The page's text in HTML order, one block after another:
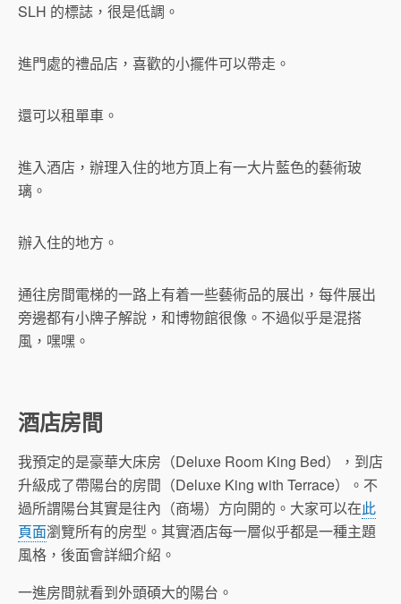
SLH 的標誌，很是低調。
進門處的禮品店，喜歡的小擺件可以帶走。
還可以租單車。
進入酒店，辦理入住的地方頂上有一大片藍色的藝術玻
璃。
辦入住的地方。
通往房間電梯的一路上有着一些藝術品的展出，每件展出
旁邊都有小牌子解說，和博物館很像。不過似乎是混搭
風，嘿嘿。
酒店房間
我預定的是豪華大床房（Deluxe Room King Bed），到店
升級成了帶陽台的房間（Deluxe King with Terrace）。不
過所謂陽台其實是往內（商場）方向開的。大家可以在此
頁面瀏覽所有的房型。其實酒店每一層似乎都是一種主題
風格，後面會詳細介紹。
一進房間就看到外頭碩大的陽台。